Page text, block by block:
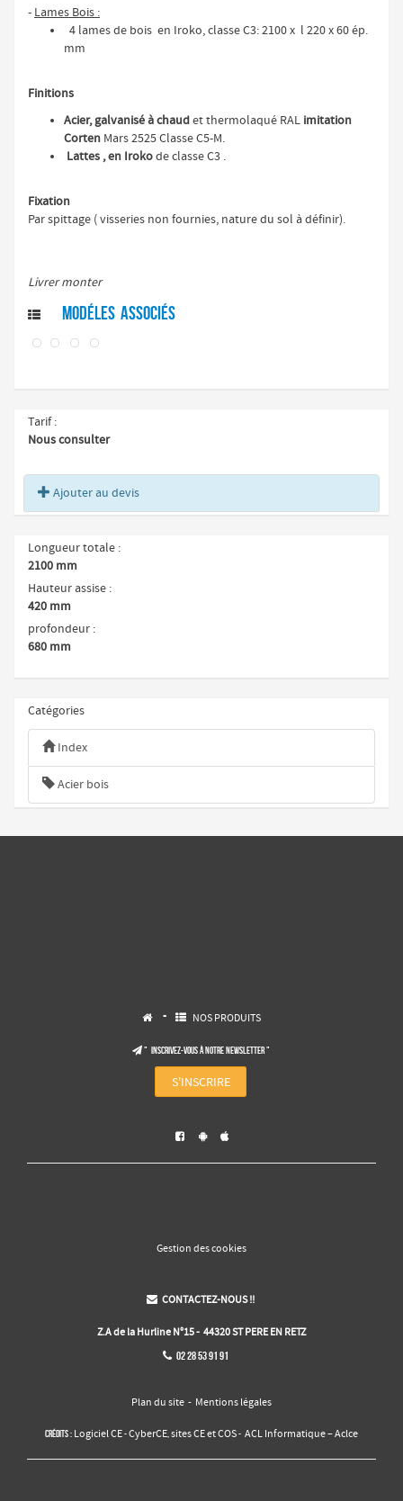
- Lames Bois :
4 lames de bois en Iroko, classe C3: 2100 x l 220 x 60 ép.
mm
Finitions
Acier, galvanisé à chaudet thermolaqué RAL imitation
Corten Mars 2525 Classe C5-M.
Lattes , en Irokode classe C3 .
Fixation
Par spittage ( visseries non fournies, nature du sol à définir).
Livrer monter
 Modéles associés
Tarif
Nous consulter
Ajouter au devis
Longueur totale
2100 mm
Hauteur assise
420 mm
profondeur
680 mm
Catégories
Index
Acier bois
 -  NOS PRODUITS
" Inscrivez-vous à notre NEWSLETTER "
S'INSCRIRE
  
Gestion des cookies
 CONTACTEZ-NOUS !!
Z.A de la Hurline N°15 - 44320 ST PERE EN RETZ
 02 28 53 91 91
Plan du site - Mentions légales
Crédits : Logiciel CE-CyberCE sites CE et COS- ACL Informatique – Aclce